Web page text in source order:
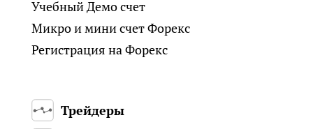
Учебный Демо счет
Микро и мини счет Форекс
Регистрация на Форекс
Трейдеры